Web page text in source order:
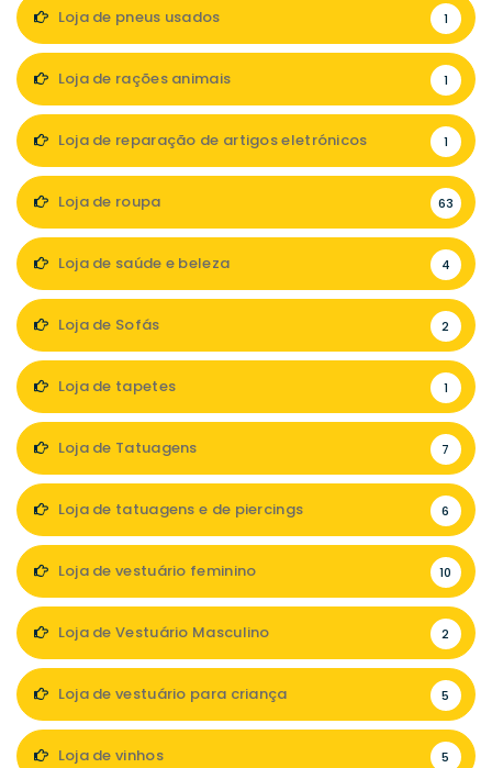
Loja de pneus usados 1
Loja de rações animais 1
Loja de reparação de artigos eletrónicos 1
Loja de roupa 63
Loja de saúde e beleza 4
Loja de Sofás 2
Loja de tapetes 1
Loja de Tatuagens 7
Loja de tatuagens e de piercings 6
Loja de vestuário feminino 10
Loja de Vestuário Masculino 2
Loja de vestuário para criança 5
Loja de vinhos 5